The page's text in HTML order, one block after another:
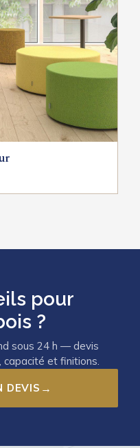
pour
?
sous 24 h — devis
capacité et finitions.
DEVIS →